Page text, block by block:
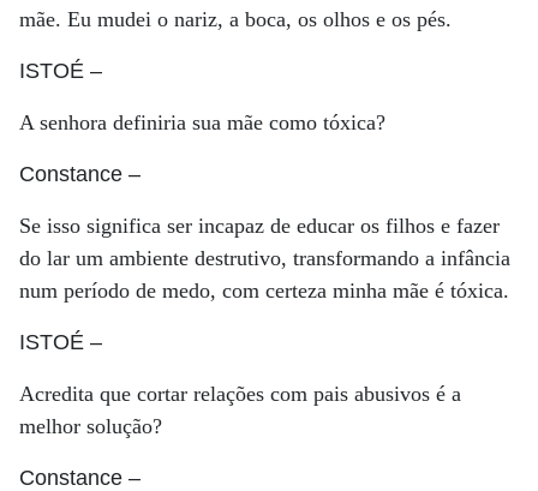
mãe. Eu mudei o nariz, a boca, os olhos e os pés.
ISTOÉ –
A senhora definiria sua mãe como tóxica?
Constance –
Se isso significa ser incapaz de educar os filhos e fazer
do lar um ambiente destrutivo, transformando a infância
num período de medo, com certeza minha mãe é tóxica.
ISTOÉ –
Acredita que cortar relações com pais abusivos é a
melhor solução?
Constance –